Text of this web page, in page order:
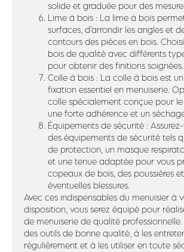
solide et graduée pour des
Lime à bois : La lime à bois
surfaces, d’arrondir les angles et
contours des pièces en bois.
bois de qualité avec différents
pour obtenir des finitions soignées.
Colle à bois : La colle à bois est
fixation essentiel en menuiserie.
colle spécialement conçue pour
une forte adhérence et un
Équipements de sécurité :
des équipements de sécurité tels
de protection, un masque
et une tenue adaptée pour vous
copeaux de bois, des poussières
éventuelles blessures.
Avec ces indispensables du menuisier à
disposition, vous serez équipé pour
de menuiserie de qualité
des outils de bonne qualité, à les
régulièrement et à les utiliser en toute